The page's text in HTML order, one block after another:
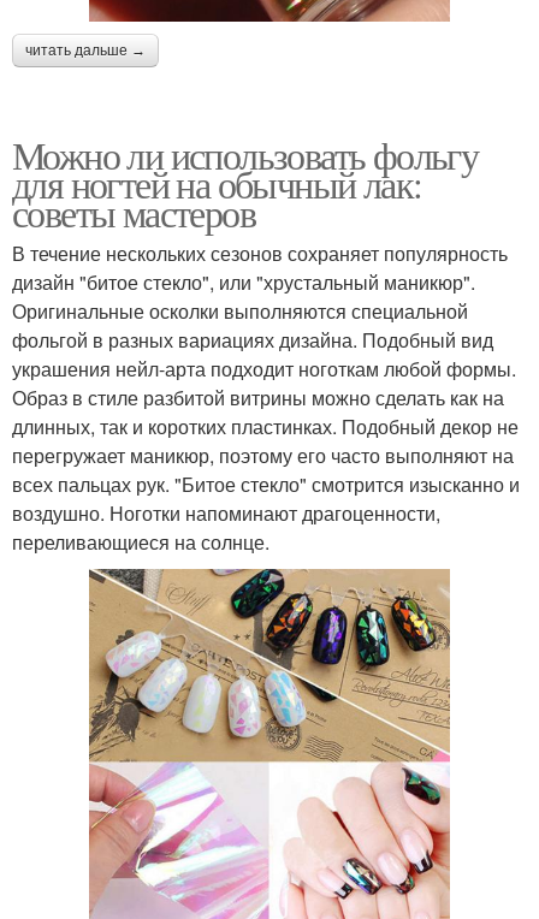
читать дальше →
Можно ли использовать фольгу
для ногтей на обычный лак:
советы мастеров
В течение нескольких сезонов сохраняет популярность
дизайн "битое стекло", или "хрустальный маникюр".
Оригинальные осколки выполняются специальной
фольгой в разных вариациях дизайна. Подобный вид
украшения нейл-арта подходит ноготкам любой формы.
Образ в стиле разбитой витрины можно сделать как на
длинных, так и коротких пластинках. Подобный декор не
перегружает маникюр, поэтому его часто выполняют на
всех пальцах рук. "Битое стекло" смотрится изысканно и
воздушно. Ноготки напоминают драгоценности,
переливающиеся на солнце.